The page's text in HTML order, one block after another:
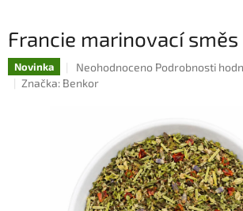
Francie marinovací směs
Novinka
Průměrné
hodnocení
hvězdiček.
Neohodnoceno Podrobnosti
Značka: Benkor